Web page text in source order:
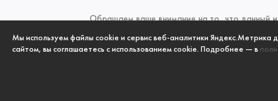
Мы используем файлы cookie и сервис веб-аналитики
сайтом, вы соглашаетесь с использованием cookie. Подробнее — в
Обращаем ваше внимание на то, что данный
офертой, определяемой положениями Статьи
указанных товаров и (или) услуг,